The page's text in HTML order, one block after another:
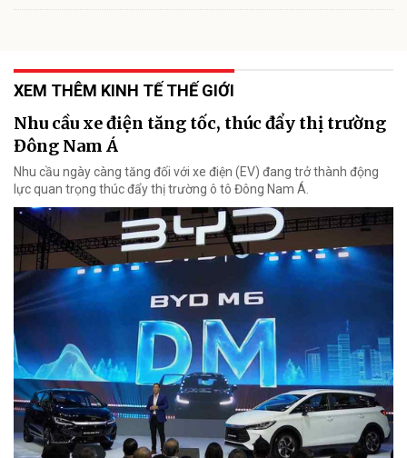
XEM THÊM KINH TẾ THẾ GIỚI
Nhu cầu xe điện tăng tốc, thúc đẩy thị trường
Đông Nam Á
Nhu cầu ngày càng tăng đối với xe điện (EV) đang trở thành động
lực quan trọng thúc đẩy thị trường ô tô Đông Nam Á.